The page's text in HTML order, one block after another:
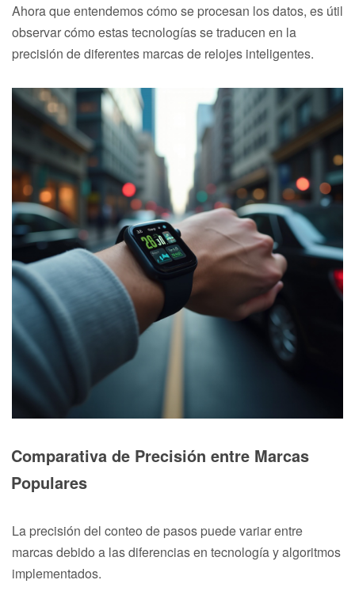
Ahora que entendemos cómo se procesan los datos, es útil
observar cómo estas tecnologías se traducen en la
precisión de diferentes marcas de relojes inteligentes.
Comparativa de Precisión entre Marcas
Populares
La precisión del conteo de pasos puede variar entre
marcas debido a las diferencias en tecnología y algoritmos
implementados.